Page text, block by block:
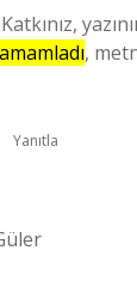
,
Yanıtla